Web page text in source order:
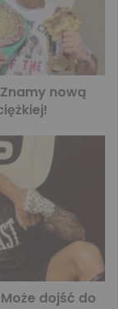
nową
dojść do